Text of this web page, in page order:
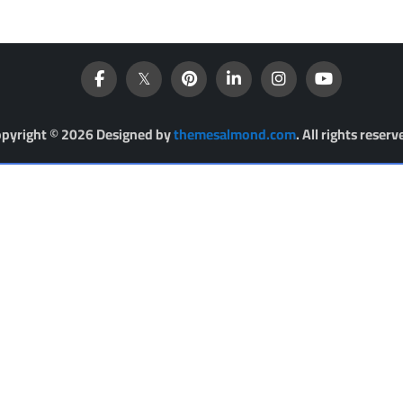
© 2026 Designed bythemesalmond.com. All rights